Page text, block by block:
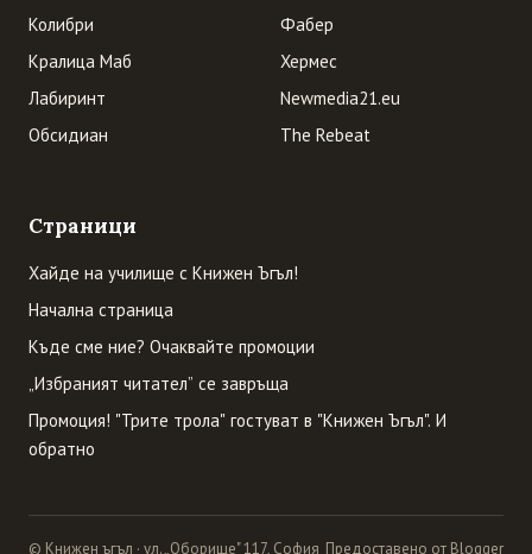
Колибри
Кралица Маб
Лабиринт
Обсидиан
Фабер
Хермес
Newmedia21.eu
The Rebeat
Страници
Хайде на училище с Книжен Ъгъл!
Начална страница
Къде сме ние? Очаквайте промоции
„Избраният читател” се завръща
Промоция! "Трите трола" гостуват в "Книжен Ъгъл". И
обратно
© Книжен ъгъл · ул. „Оборище" 117, София Предоставено от Blogger